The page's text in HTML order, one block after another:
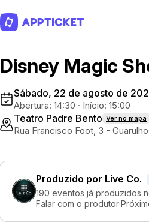
Disney Magic
Sábado, 22 de agosto de
Abertura: 14:30 · Início: 15:00
Teatro Padre Bento Ver no mapa
Rua Francisco Foot, 3 -
Produzido por Live Co.
190 eventos já produzidos
Falar com o produtor·